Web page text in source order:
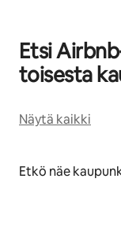
Etsi
toisesta
Näytä kaikki
Etkö näe